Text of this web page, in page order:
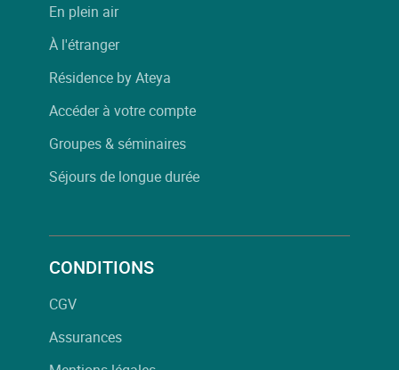
En plein air
À l'étranger
Résidence by Ateya
Accéder à votre compte
Groupes & séminaires
Séjours de longue durée
CONDITIONS
CGV
Assurances